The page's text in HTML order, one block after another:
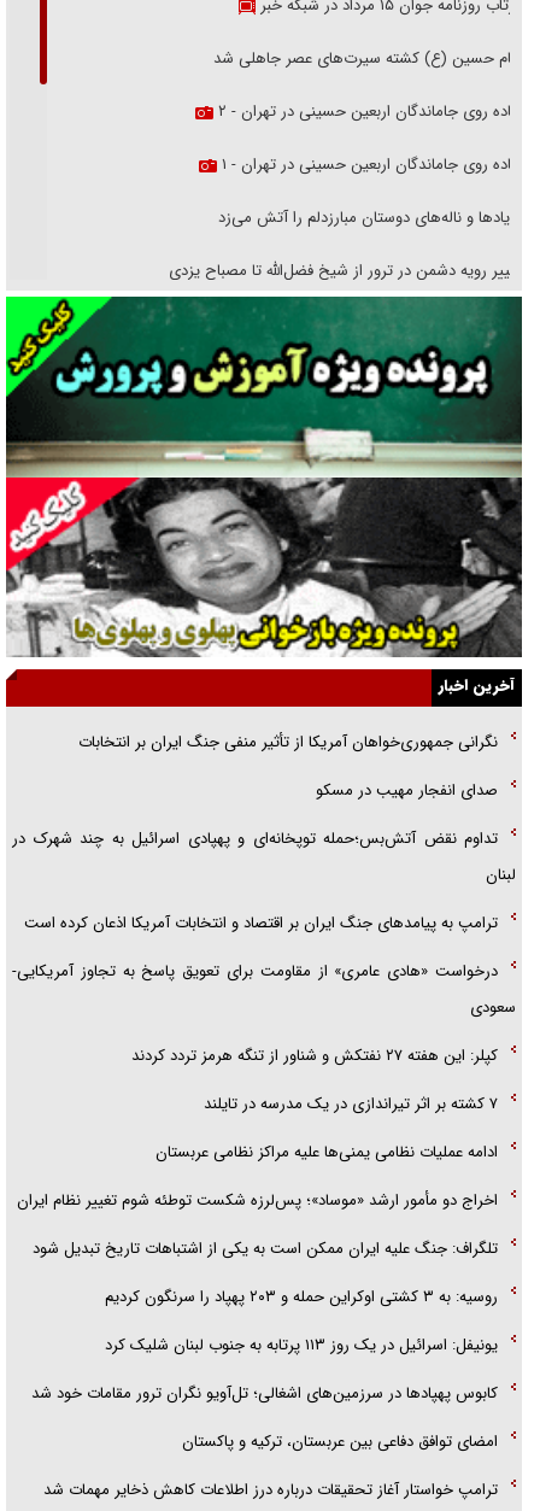
بازتاب روزنامه جوان ۱۵ مرداد در شبکه خبر
امام حسین (ع) کشته سیرت‌های عصر جاهلی شد
پیاده روی جاماندگان اربعین حسینی در تهران - ۲
پیاده روی جاماندگان اربعین حسینی در تهران - ۱
فریاد‌ها و ناله‌های دوستان مبارزدلم را آتش می‌زد
تغییر رویه دشمن در ترور از شیخ فضل‌الله تا مصباح یزدی
خرید قسطی اولش خنده و آخرش گریه است!
فوتبال و آن «بالا»!
راهبرد غافلگیری با نسل جدید پهپاد‌ها
جنجال پزشکان تقلبی در صنعت زیبایی
یهودی‌ها در ادبیات داستانی اروپا؛ از شکسپیر تا دیکنز
گفت‌وگو با خواهر یکی از شهدای جنگ رمضان/ خواهرم فرمانده جهادی و
اهل خدمت بی‌منت بود
جزئیات شکنجه‌هایم فراتر از آن است که در بیان بگنجد!
گزارش «جوان» از قوانین سخت‌گیرانه ۶ قاره در برابر یورش به پاسگاه‌های
آخرین اخبار
نگرانی جمهوری‌خواهان آمریکا از تأثیر منفی جنگ ایران بر انتخابات
صدای انفجار مهیب در مسکو
تداوم نقض آتش‌بس؛حمله توپخانه‌ای و پهپادی اسرائیل به چند شهرک در
لبنان
ترامپ به پیامدهای جنگ ایران بر اقتصاد و انتخابات آمریکا اذعان کرده است
درخواست «هادی عامری» از مقاومت برای تعویق پاسخ به تجاوز آمریکایی-
سعودی
کپلر: این هفته ۲۷ نفتکش و شناور از تنگه هرمز تردد کردند
۷ کشته بر اثر تیراندازی در یک مدرسه در تایلند
ادامه عملیات نظامی یمنی‌ها علیه مراکز نظامی عربستان
اخراج دو مأمور ارشد «موساد»؛ پس‌لرزه شکست توطئه شوم تغییر نظام ایران
تلگراف: جنگ علیه ایران ممکن است به یکی از اشتباهات تاریخ تبدیل شود
روسیه: به ۳ کشتی اوکراین حمله و ۲۰۳ پهپاد را سرنگون کردیم
یونیفل: اسرائیل در یک روز ۱۱۳ پرتابه به جنوب لبنان شلیک کرد
کابوس پهپادها در سرزمین‌های اشغالی؛ تل‌آویو نگران ترور مقامات خود شد
امضای توافق دفاعی بین عربستان، ترکیه و پاکستان
ترامپ خواستار آغاز تحقیقات درباره درز اطلاعات کاهش ذخایر مهمات شد